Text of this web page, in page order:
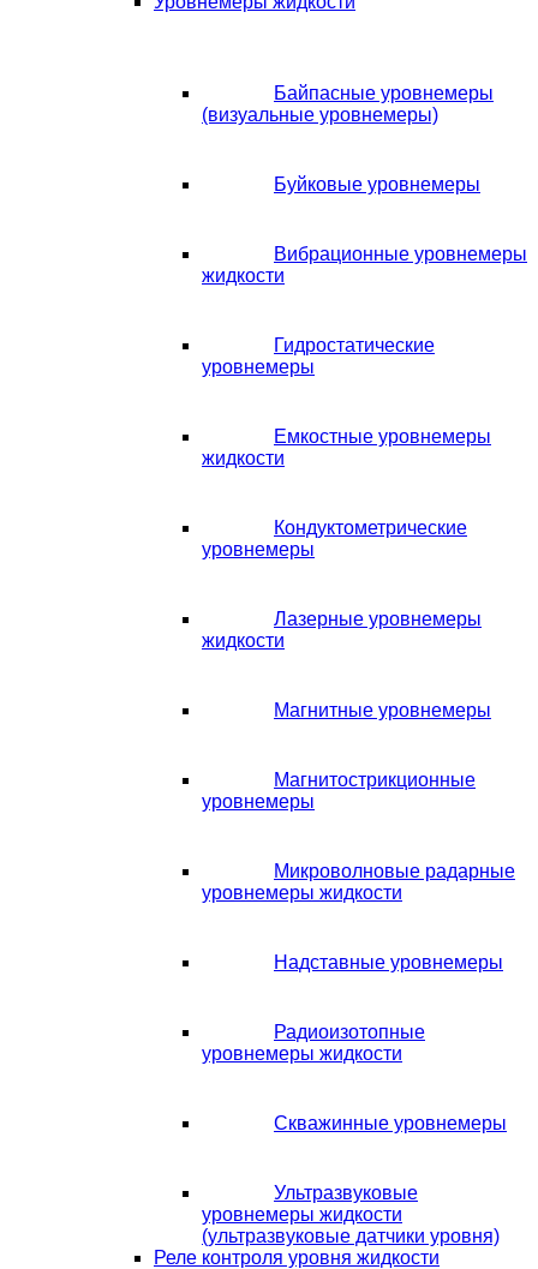
Байпасные уровнемеры
(визуальные уровнемеры)
Буйковые уровнемеры
Вибрационные уровнемеры
жидкости
Гидростатические
уровнемеры
Емкостные уровнемеры
жидкости
Кондуктометрические
уровнемеры
Лазерные уровнемеры
жидкости
Магнитные уровнемеры
Магнитострикционные
уровнемеры
Микроволновые радарные
уровнемеры жидкости
Надставные уровнемеры
Радиоизотопные
уровнемеры жидкости
Скважинные уровнемеры
Ультразвуковые
уровнемеры жидкости
(ультразвуковые датчики уровня)
Реле контроля уровня жидкости